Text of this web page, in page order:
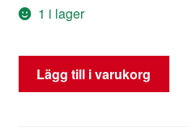
1 i lager
Strålkastare
Citroën
Lägg till i varukorg